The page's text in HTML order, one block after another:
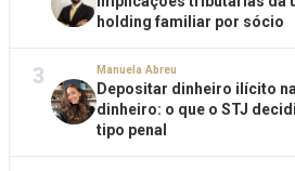
holding familiar por sócio
3 Manuela Abreu
Depositar dinheiro ilícito
dinheiro: o que o STJ
tipo penal